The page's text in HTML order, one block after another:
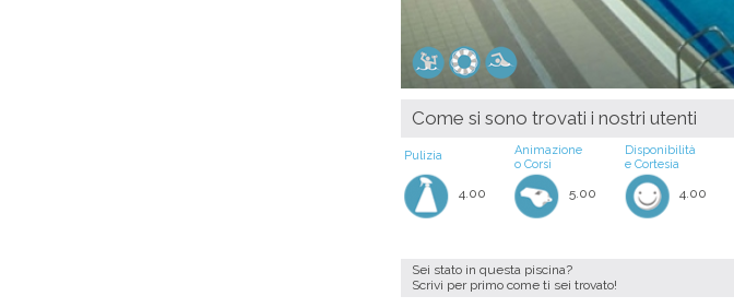
Come si sono trovati i nostri utenti
Pulizia
4.00
Animazione
o Corsi
5.00
Disponibilità
e Cortesia
4.00
Sei stato in questa piscina?
Scrivi per primo come ti sei trovato!